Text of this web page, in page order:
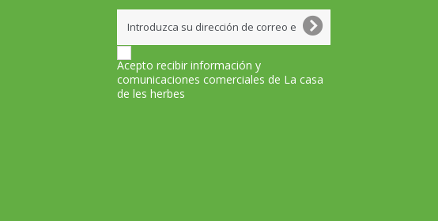
Acepto recibir información y
comunicaciones comerciales de La casa
de les herbes